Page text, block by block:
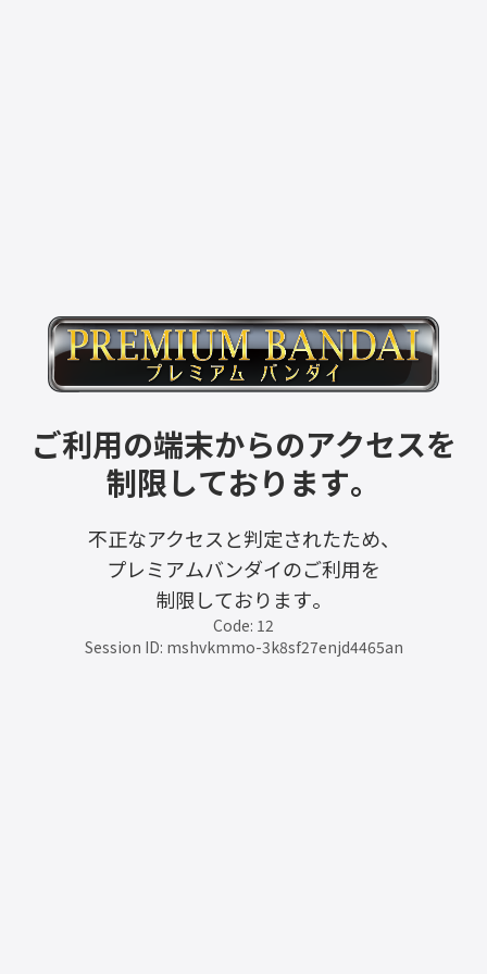
ご利用の端末からのアクセスを
制限しております。
不正なアクセスと判定されたため、
プレミアムバンダイのご利用を
制限しております。
Code: 12
Session ID: mshvkmmo-3k8sf27enjd4465an